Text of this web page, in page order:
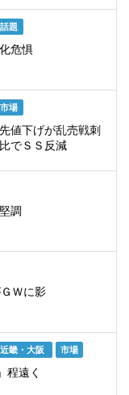
題
危惧
市場
値下げが乱売戦刺
でＳＳ反減
調
Ｗに影
近畿・大阪 市場
遠く